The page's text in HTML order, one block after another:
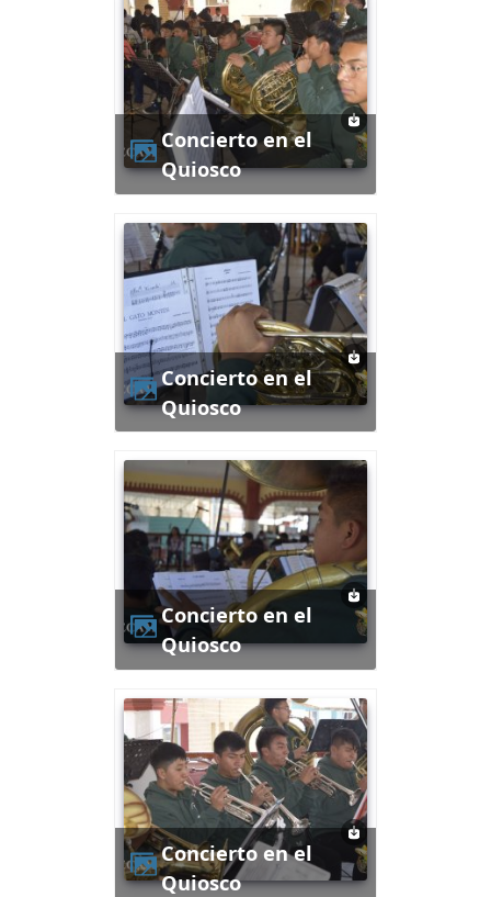
Concierto en el
Quiosco
Concierto en el
Quiosco
Concierto en el
Quiosco
Concierto en el
Quiosco